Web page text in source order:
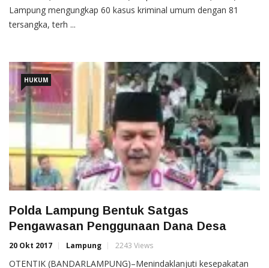
Lampung mengungkap 60 kasus kriminal umum dengan 81
tersangka, terh ...
HUKUM
Polda Lampung Bentuk Satgas
Pengawasan Penggunaan Dana Desa
20 Okt 2017 Lampung 2243 Views
OTENTIK (BANDARLAMPUNG)–Menindaklanjuti kesepakatan